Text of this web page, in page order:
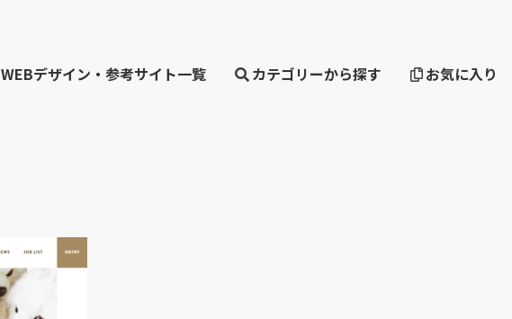
WEBデザイン・参考サイト一覧 カテゴリーから探す お気に入り